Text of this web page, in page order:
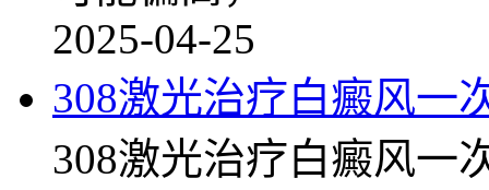
2025-04-25
308激光治疗白癜风一
308激光治疗白癜风一